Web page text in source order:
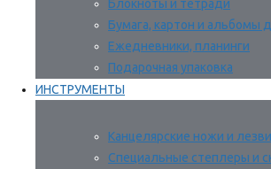
Блокноты и тетради
Бумага, картон и альбомы
Ежедневники, планинги
Подарочная упаковка
ИНСТРУМЕНТЫ
Канцелярские ножи и
Специальные степлеры и